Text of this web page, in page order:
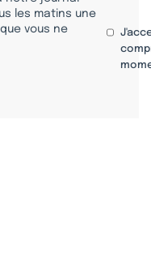
les matins une
vous ne